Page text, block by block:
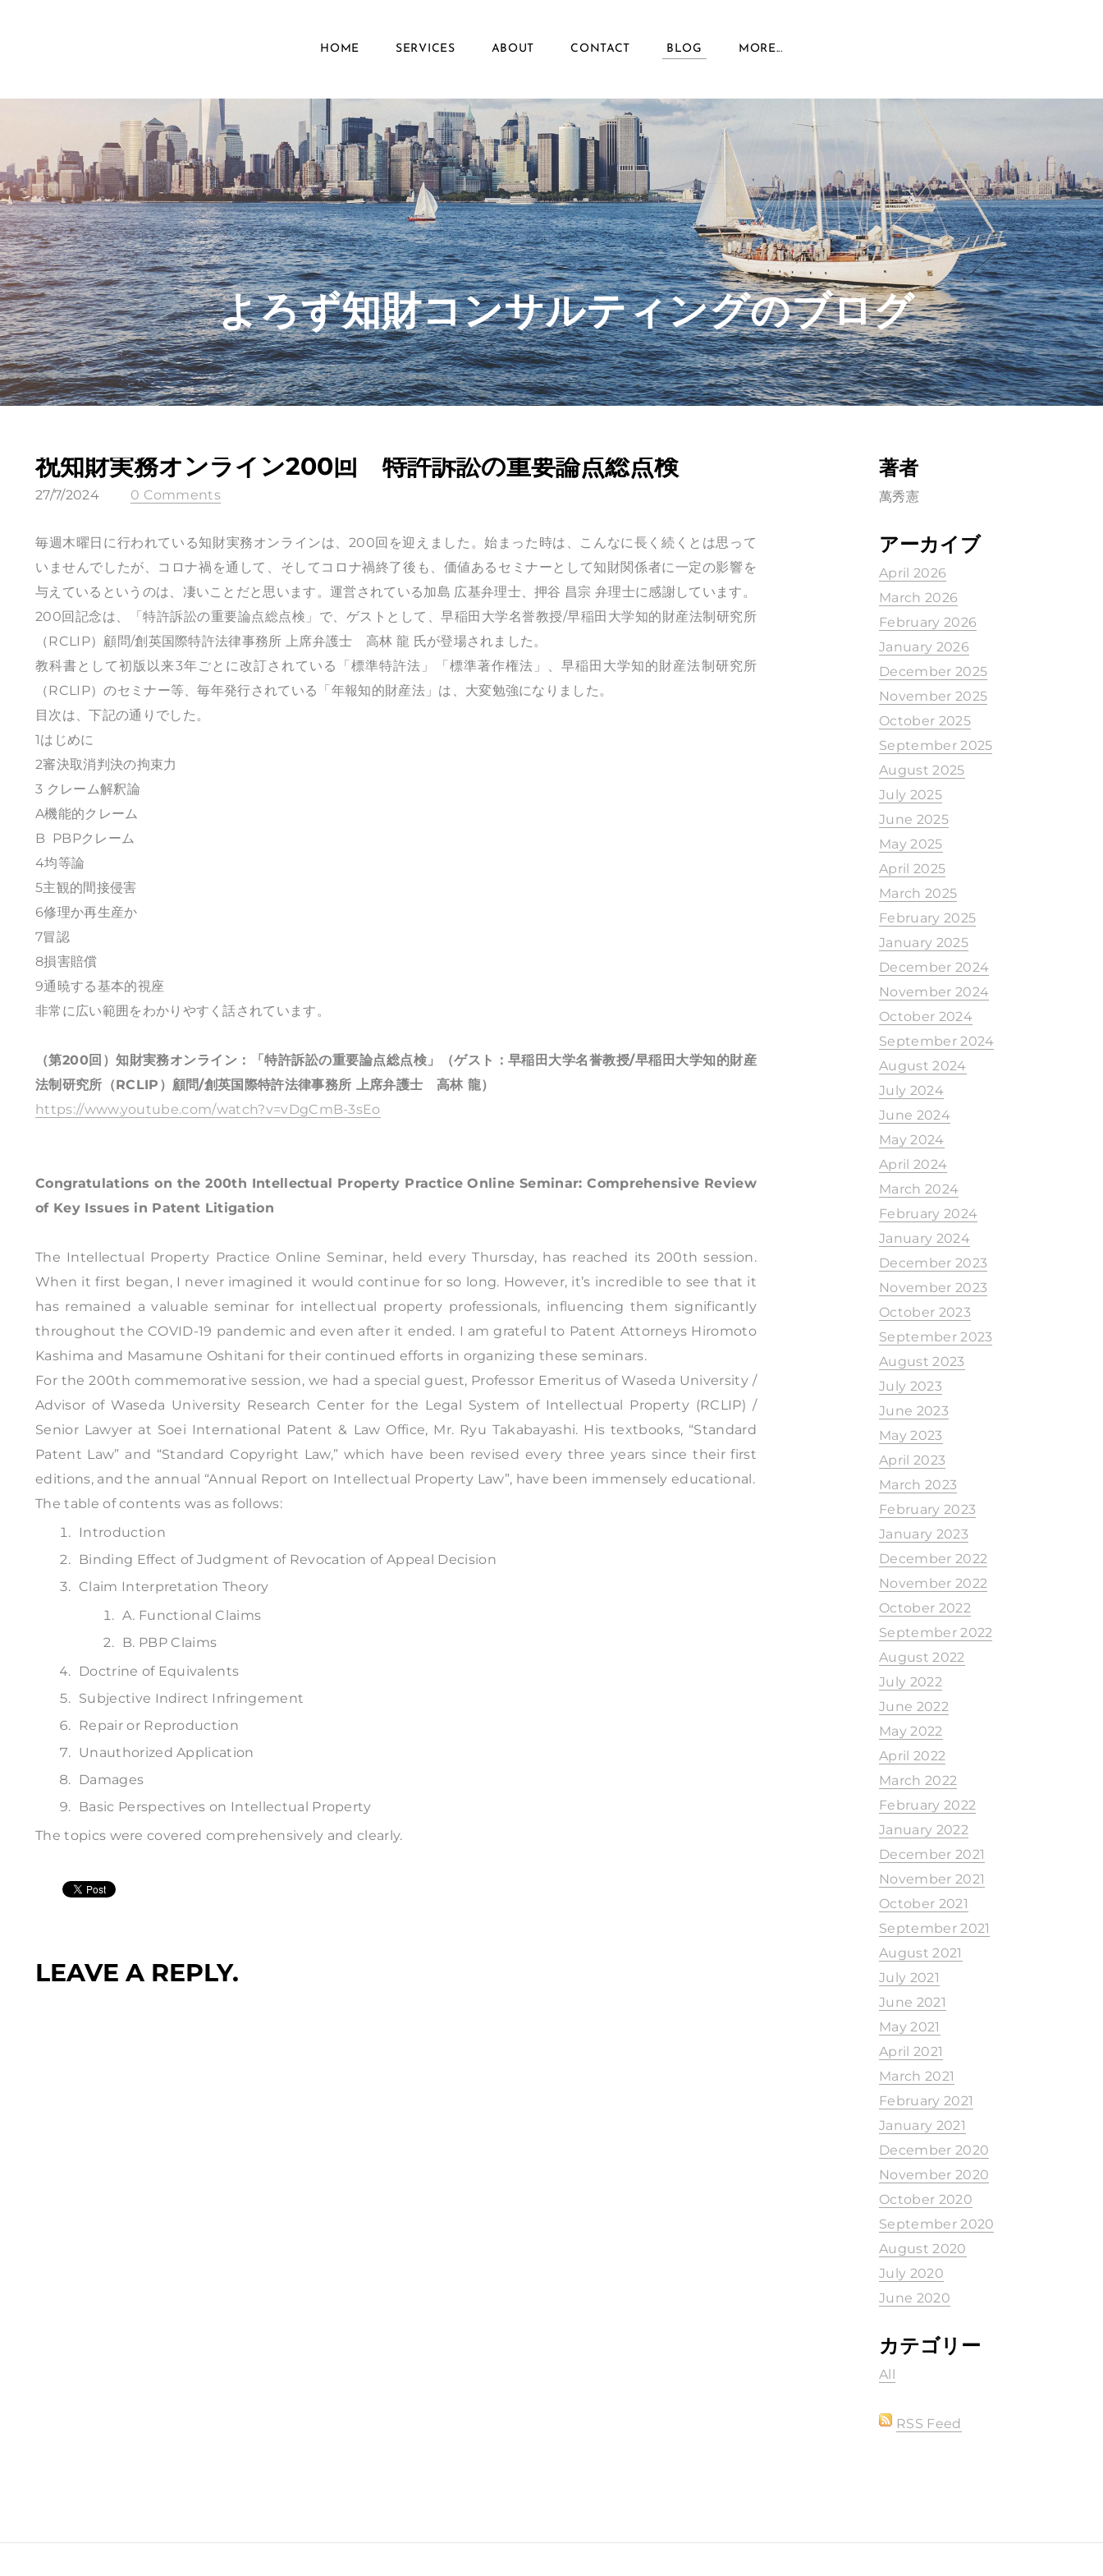
HOME SERVICES ABOUT CONTACT BLOG MORE...
​よろず知財コンサルティングのブログ
祝知財実務オンライン200回 特許訴訟の重要論点総点検
27/7/2024 0 Comments
毎週木曜日に行われている知財実務オンラインは、200回を迎えました。始まった時は、こんなに長く続くとは思って
いませんでしたが、コロナ禍を通して、そしてコロナ禍終了後も、価値あるセミナーとして知財関係者に一定の影響を
与えているというのは、凄いことだと思います。運営されている加島 広基弁理士、押谷 昌宗 弁理士に感謝しています。
200回記念は、「特許訴訟の重要論点総点検」で、ゲストとして、早稲田大学名誉教授/早稲田大学知的財産法制研究所
（RCLIP）顧問/創英国際特許法律事務所 上席弁護士 高林 龍 氏が登場されました。
教科書として初版以来3年ごとに改訂されている「標準特許法」「標準著作権法」、早稲田大学知的財産法制研究所
（RCLIP）のセミナー等、毎年発行されている「年報知的財産法」は、大変勉強になりました。
目次は、下記の通りでした。
1はじめに
2審決取消判決の拘束力
3 クレーム解釈論
A機能的クレーム
B PBPクレーム
4均等論
5主観的間接侵害
6修理か再生産か
7冒認
8損害賠償
9通暁する基本的視座
非常に広い範囲をわかりやすく話されています。
（第200回）知財実務オンライン：「特許訴訟の重要論点総点検」（ゲスト：早稲田大学名誉教授/早稲田大学知的財産
法制研究所（RCLIP）顧問/創英国際特許法律事務所 上席弁護士 高林 龍）
https://www.youtube.com/watch?v=vDgCmB-3sEo
Congratulations on the 200th Intellectual Property Practice Online Seminar: Comprehensive Review
of Key Issues in Patent Litigation
The Intellectual Property Practice Online Seminar, held every Thursday, has reached its 200th session.
When it first began, I never imagined it would continue for so long. However, it’s incredible to see that it
has remained a valuable seminar for intellectual property professionals, influencing them significantly
throughout the COVID-19 pandemic and even after it ended. I am grateful to Patent Attorneys Hiromoto
Kashima and Masamune Oshitani for their continued efforts in organizing these seminars.
For the 200th commemorative session, we had a special guest, Professor Emeritus of Waseda University /
Advisor of Waseda University Research Center for the Legal System of Intellectual Property (RCLIP) /
Senior Lawyer at Soei International Patent & Law Office, Mr. Ryu Takabayashi. His textbooks, “Standard
Patent Law” and “Standard Copyright Law,” which have been revised every three years since their first
editions, and the annual “Annual Report on Intellectual Property Law”, have been immensely educational.
The table of contents was as follows:
Introduction
Binding Effect of Judgment of Revocation of Appeal Decision
Claim Interpretation Theory
A. Functional Claims
B. PBP Claims
Doctrine of Equivalents
Subjective Indirect Infringement
Repair or Reproduction
Unauthorized Application
Damages
Basic Perspectives on Intellectual Property
The topics were covered comprehensively and clearly.
LEAVE A REPLY.
著者
萬秀憲
アーカイブ
April 2026
March 2026
February 2026
January 2026
December 2025
November 2025
October 2025
September 2025
August 2025
July 2025
June 2025
May 2025
April 2025
March 2025
February 2025
January 2025
December 2024
November 2024
October 2024
September 2024
August 2024
July 2024
June 2024
May 2024
April 2024
March 2024
February 2024
January 2024
December 2023
November 2023
October 2023
September 2023
August 2023
July 2023
June 2023
May 2023
April 2023
March 2023
February 2023
January 2023
December 2022
November 2022
October 2022
September 2022
August 2022
July 2022
June 2022
May 2022
April 2022
March 2022
February 2022
January 2022
December 2021
November 2021
October 2021
September 2021
August 2021
July 2021
June 2021
May 2021
April 2021
March 2021
February 2021
January 2021
December 2020
November 2020
October 2020
September 2020
August 2020
July 2020
June 2020
カテゴリー
All
RSS Feed